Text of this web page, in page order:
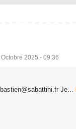
2025 - 09:36
Je...